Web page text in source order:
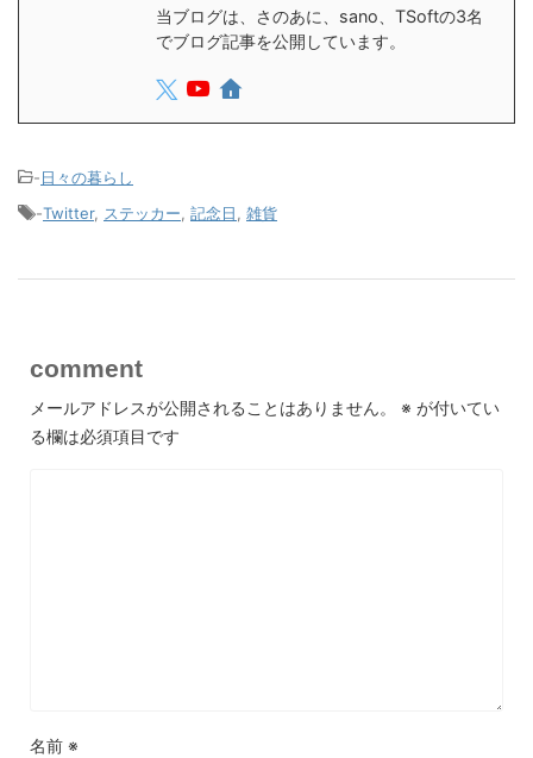
当ブログは、さのあに、sano、TSoftの3名
でブログ記事を公開しています。
-日々の暮らし
-Twitter, ステッカー, 記念日, 雑貨
comment
メールアドレスが公開されることはありません。 ※ が付いてい
る欄は必須項目です
名前 ※